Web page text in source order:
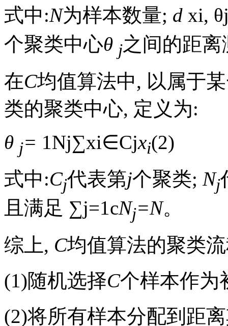
式中:N为样本数量; d xi, θ
个聚类中心θ j之间的距
在C均值算法中, 以属于
类的聚类中心, 定义为:
θ j= 1 Nj∑xi∈Cjxi(2)
式中:Cj代表第j个聚类; Nj
且满足 ∑j=1cNj=N。
综上, C均值算法的聚类
(1)随机选择C个样本作为
(2)将所有样本分配到距